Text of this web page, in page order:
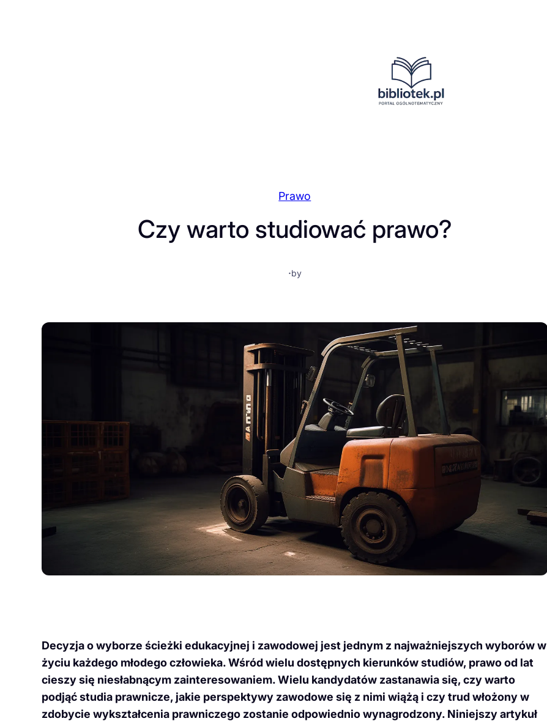
Prawo
Czy warto studiować prawo?
·by
Decyzja o wyborze ścieżki edukacyjnej i zawodowej jest jednym z najważniejszych wyborów w
życiu każdego młodego człowieka. Wśród wielu dostępnych kierunków studiów, prawo od lat
cieszy się niesłabnącym zainteresowaniem. Wielu kandydatów zastanawia się, czy warto
podjąć studia prawnicze, jakie perspektywy zawodowe się z nimi wiążą i czy trud włożony w
zdobycie wykształcenia prawniczego zostanie odpowiednio wynagrodzony. Niniejszy artykuł